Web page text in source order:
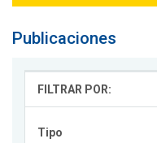
Publicaciones
FILTRAR POR:
Tipo